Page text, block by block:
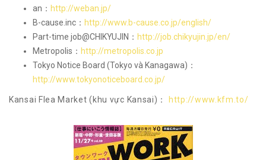
an： http://weban.jp/
B-cause.inc： http://www.b-cause.co.jp/english/
Part-time job@CHIKYUJIN： http://job.chikyujin.jp/en/
Metropolis： http://metropolis.co.jp
Tokyo Notice Board (Tokyo và Kanagawa)：
http://www.tokyonoticeboard.co.jp/
Kansai Flea Market (khu vực Kansai)： http://www.kfm.to/